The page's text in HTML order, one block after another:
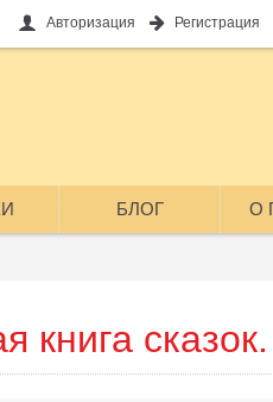
Авторизация Регистрация
БЛОГ О
книга